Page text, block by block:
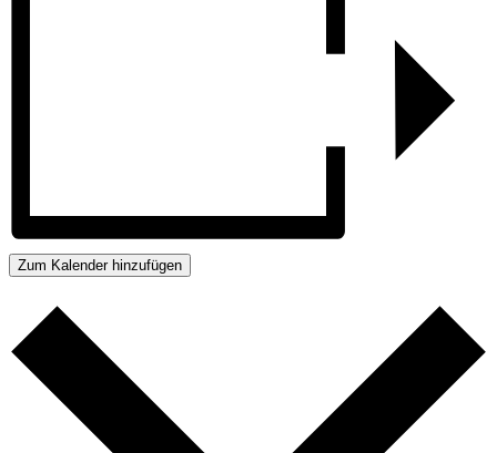
Zum Kalender hinzufügen